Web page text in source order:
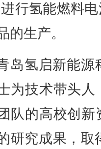
进行氢能燃料
的生产。
岛氢启新能源
为技术带头
队的高校创
研究成果，取